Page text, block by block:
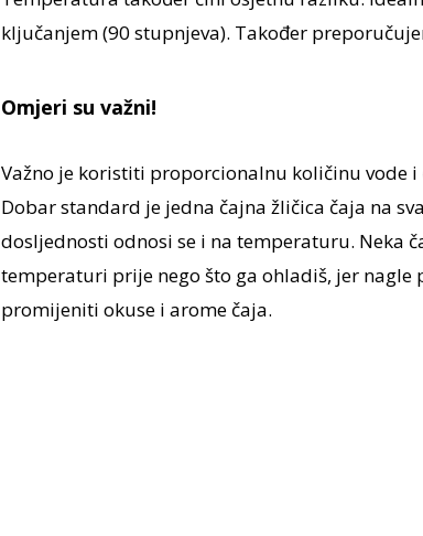
ključanjem (90 stupnjeva). Također
Omjeri su važni!
Važno je koristiti proporcionalnu količinu vode
Dobar standard je jedna čajna žličica čaja na
dosljednosti odnosi se i na temperaturu. Neka
temperaturi prije nego što ga ohladiš, jer
promijeniti okuse i arome čaja.